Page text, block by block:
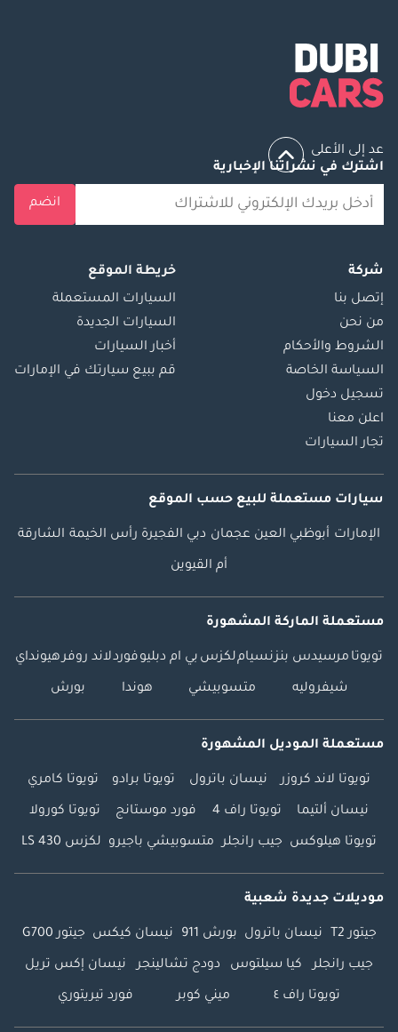
عد إلى الأعلى
اشترك في نشراتنا الإخبارية
انضم
شركة
إتصل بنا
من نحن
الشروط والأحكام
السياسة الخاصة
تسجيل دخول
اعلن معنا
تجار السيارات
خريطة الموقع
السيارات المستعملة
السيارات الجديدة
أخبار السيارات
قم ببيع سيارتك في الإمارات
سيارات مستعملة للبيع حسب الموقع
الإمارات أبوظبي العين عجمان دبي الفجيرة رأس الخيمة الشارقة
أم القيوين
مستعملة الماركة المشهورة
تويوتا مرسيدس بنزنسياملكزس بي ام دبليوفوردلاند روفرهيونداي
شيفروليه متسوبيشي هوندا بورش
مستعملة الموديل المشهورة
تويوتا لاند كروزر نيسان باترول تويوتا برادو تويوتا كامري
نيسان ألتيما تويوتا راف 4 فورد موستانج تويوتا كورولا
تويوتا هيلوكس جيب رانجلر متسوبيشي باجيرو لكزس LS 430
موديلات جديدة شعبية
جيتور T2 نيسان باترول بورش 911 نيسان كيكس جيتور G700
جيب رانجلر كيا سيلتوس دودج تشالينجر نيسان إكس تريل
تويوتا راف ٤ ميني كوبر فورد تيريتوري